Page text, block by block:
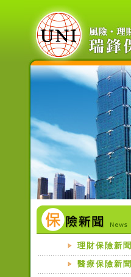
理財保險新聞
醫療保險新聞